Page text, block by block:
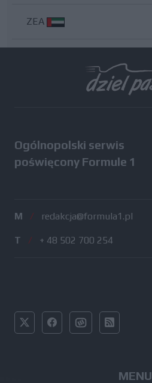
ZEA
Ogólnopolski serwis
poświęcony Formule 1
M / redakcja@formula1.pl
T / + 48 502 700 254
MENU